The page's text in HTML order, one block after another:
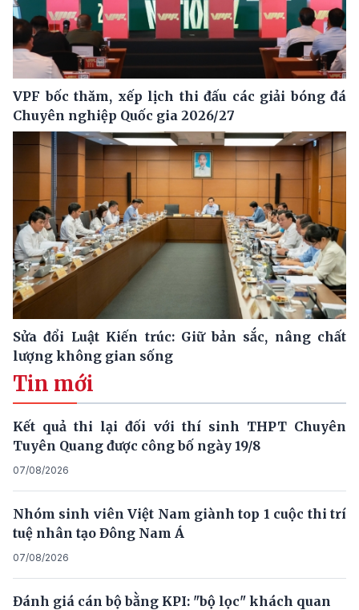
VPF bốc thăm, xếp lịch thi đấu các giải bóng đá
Chuyên nghiệp Quốc gia 2026/27
Sửa đổi Luật Kiến trúc: Giữ bản sắc, nâng chất
lượng không gian sống
Tin mới
Kết quả thi lại đối với thí sinh THPT Chuyên
Tuyên Quang được công bố ngày 19/8
07/08/2026
Nhóm sinh viên Việt Nam giành top 1 cuộc thi trí
tuệ nhân tạo Đông Nam Á
07/08/2026
Đánh giá cán bộ bằng KPI: "bộ lọc" khách quan